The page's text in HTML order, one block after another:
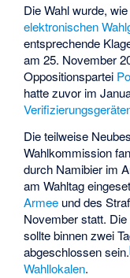
Die Wahl wurde,
elektronischen
entsprechende
am 25. November
Oppositionspartei
hatte zuvor im
Die teilweise
Wahlkommission
durch Namibier im
am Wahltag
Armee und des
November statt.
sollte binnen zwei
abgeschlossen sein.
Wahllokalen.